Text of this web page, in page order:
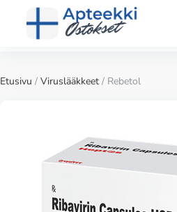
Etusivu / Viruslääkkeet / Rebetol